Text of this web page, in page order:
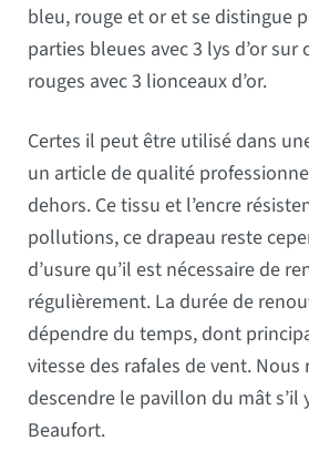
bleu, rouge et or et se distingue
parties bleues avec 3 lys d’or sur
rouges avec 3 lionceaux d’or.
Certes il peut être utilisé dans
un article de qualité
dehors. Ce tissu et l’encre
pollutions, ce drapeau reste
d’usure qu’il est nécessaire de
régulièrement. La durée de
dépendre du temps, dont
vitesse des rafales de vent.
descendre le pavillon du mât s’il
Beaufort.